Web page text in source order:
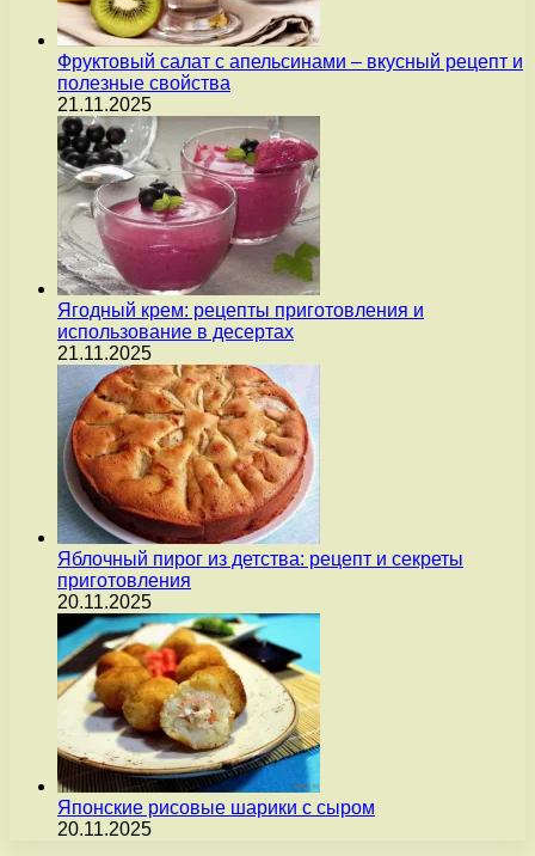
Фруктовый салат с апельсинами – вкусный рецепт и
полезные свойства
21.11.2025
Ягодный крем: рецепты приготовления и
использование в десертах
21.11.2025
Яблочный пирог из детства: рецепт и секреты
приготовления
20.11.2025
Японские рисовые шарики с сыром
20.11.2025